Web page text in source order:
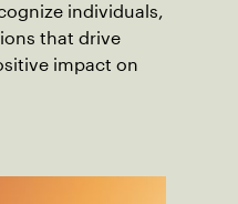
individuals,
that drive
impact on